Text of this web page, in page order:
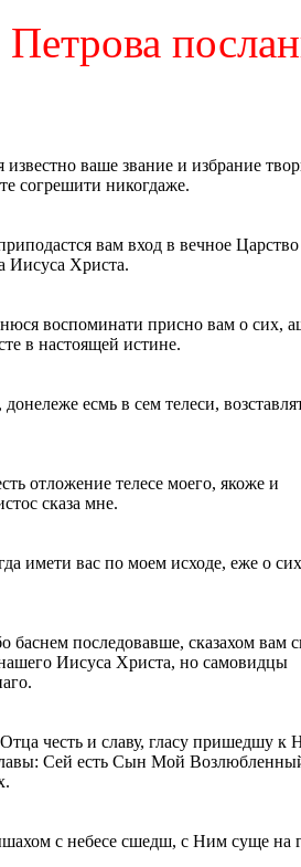
известно ваше звание и избрание
согрешити никогдаже.
вам вход в вечное Царство
Иисуса Христа.
воспоминати присно вам о сих,
в настоящей истине.
есмь в сем телеси,
отложение телесе моего, якоже и
сказа мне.
имети вас по моем исходе, еже о сих
последовавше, сказахом вам
Иисуса Христа, но самовидцы
честь и славу, гласу пришедшу к
Сей есть Сын Мой
с небесе сшедш, с Ним суще на